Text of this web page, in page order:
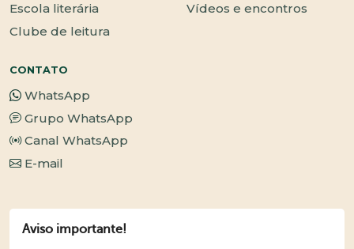
Escola literária
Clube de leitura
Vídeos e encontros
CONTATO
WhatsApp
Grupo WhatsApp
Canal WhatsApp
E-mail
Aviso importante!